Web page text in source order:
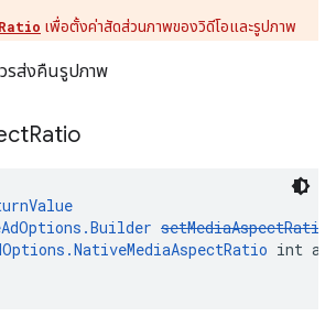
เพื่อตั้งค่าสัดส่วนภาพของวิดีโอและรูปภาพ
รส่งคืนรูปภาพ
Ratio
setMediaAspectRatio
int